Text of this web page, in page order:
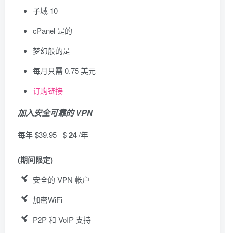
子域 10
cPanel 是的
梦幻般的是
每月只需​​ 0.75 美元
订购链接
加入安全可靠的 VPN
每年$39.95 $24/年
(期间限定)
安全的 VPN 帐户
加密WiFi
P2P 和 VoIP 支持